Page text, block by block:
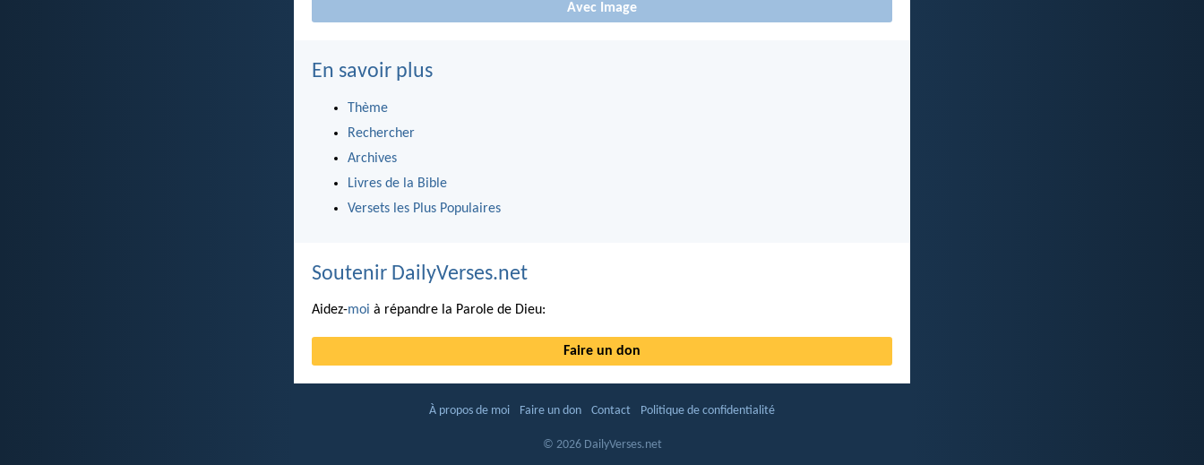
Avec Image
En savoir plus
Thème
Rechercher
Archives
Livres de la Bible
Versets les Plus Populaires
Soutenir DailyVerses.net
Aidez-moi à répandre la Parole de Dieu:
Faire un don
À propos de moi Faire un don Contact Politique de confidentialité
© 2026 DailyVerses.net